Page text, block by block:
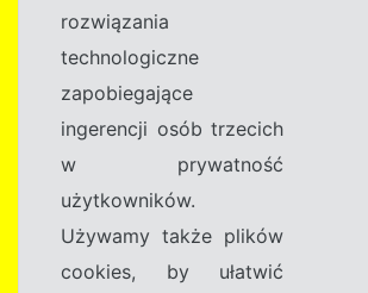
rozwiązania
technologiczne
zapobiegające
ingerencji osób trzecich
w prywatność
użytkowników.
Używamy także plików
cookies, by ułatwić